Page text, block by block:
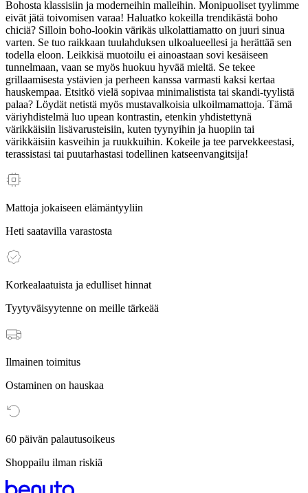
Bohosta klassisiin ja moderneihin malleihin. Monipuoliset tyylimme
eivät jätä toivomisen varaa! Haluatko kokeilla trendikästä boho
chiciä? Silloin boho-lookin värikäs ulkolattiamatto on juuri sinua
varten. Se tuo raikkaan tuulahduksen ulkoalueellesi ja herättää sen
todella eloon. Leikkisä muotoilu ei ainoastaan sovi kesäiseen
tunnelmaan, vaan se myös huokuu hyvää mieltä. Se tekee
grillaamisesta ystävien ja perheen kanssa varmasti kaksi kertaa
hauskempaa. Etsitkö vielä sopivaa minimalistista tai skandi-tyylistä
palaa? Löydät netistä myös mustavalkoisia ulkoilmamattoja. Tämä
väriyhdistelmä luo upean kontrastin, etenkin yhdistettynä
värikkäisiin lisävarusteisiin, kuten tyynyihin ja huopiin tai
värikkäisiin kasveihin ja ruukkuihin. Kokeile ja tee parvekkeestasi,
terassistasi tai puutarhastasi todellinen katseenvangitsija!
Mattoja jokaiseen elämäntyyliin
Heti saatavilla varastosta
Korkealaatuista ja edulliset hinnat
Tyytyväisyytenne on meille tärkeää
Ilmainen toimitus
Ostaminen on hauskaa
60 päivän palautusoikeus
Shoppailu ilman riskiä